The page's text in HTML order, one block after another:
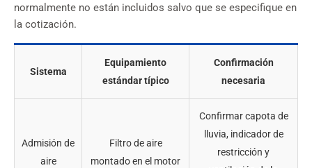
normalmente no están incluidos salvo que se especifique en
la cotización.
Sistema
Equipamiento
estándar típico
Confirmación
necesaria
Admisión de
aire
Filtro de aire
montado en el motor
Confirmar capota de
lluvia, indicador de
restricción y